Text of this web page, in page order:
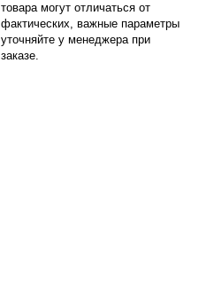
товара могут отличаться от
фактических, важные параметры
уточняйте у менеджера при
заказе.